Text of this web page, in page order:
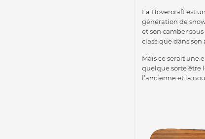
La Hovercraft est
génération de
et son camber
classique dans son
Mais ce serait une
quelque sorte être
l’ancienne et la